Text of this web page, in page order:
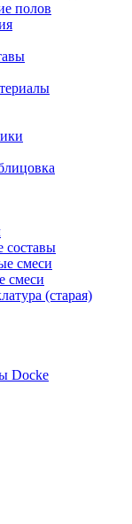
полов
смеси
смеси
(старая)
Docke